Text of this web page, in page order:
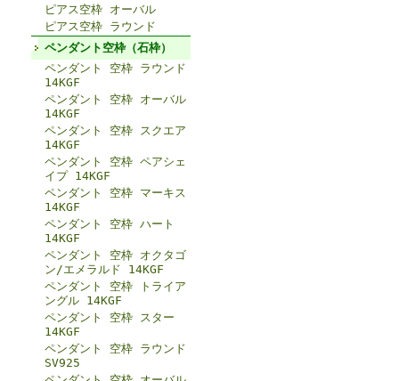
ピアス空枠 オーバル
ピアス空枠 ラウンド
ペンダント空枠（石枠）
ペンダント 空枠 ラウンド
14KGF
ペンダント 空枠 オーバル
14KGF
ペンダント 空枠 スクエア
14KGF
ペンダント 空枠 ペアシェ
イプ 14KGF
ペンダント 空枠 マーキス
14KGF
ペンダント 空枠 ハート
14KGF
ペンダント 空枠 オクタゴ
ン/エメラルド 14KGF
ペンダント 空枠 トライア
ングル 14KGF
ペンダント 空枠 スター
14KGF
ペンダント 空枠 ラウンド
SV925